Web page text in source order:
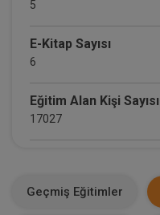
5
E-Kitap Sayısı
6
Eğitim Alan Kişi Sayısı
17027
Geçmiş Eğitimler